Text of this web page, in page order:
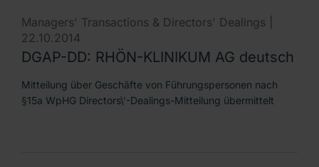
Managers' Transactions & Directors' Dealings |
22.10.2014
DGAP-DD: RHÖN-KLINIKUM AG deutsch
Mitteilung über Geschäfte von Führungspersonen nach
§15a WpHG Directors\'-Dealings-Mitteilung übermittelt